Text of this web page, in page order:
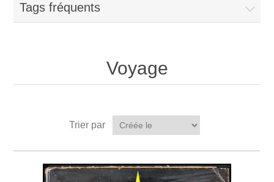
Tags fréquents
Voyage
Trier par